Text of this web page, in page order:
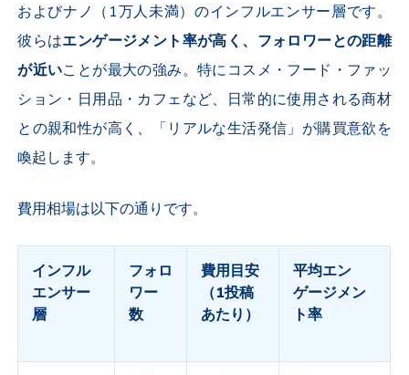
およびナノ（ 1万人未満）のインフルエンサー層です。
彼らはエンゲージメント率が高く、フォロワーとの距離
が近いことが最大の強み。特にコスメ・フード・ファッ
ション・日用品・カフェなど、日常的に使用される商材
との親和性が高く、「リアルな生活発信」が購買意欲を
喚起します。
費用相場は以下の通りです。
インフル
エンサー
層
フォロ
ワー
数
費用目安
（1投稿
あたり）
平均エン
ゲージメン
ト率